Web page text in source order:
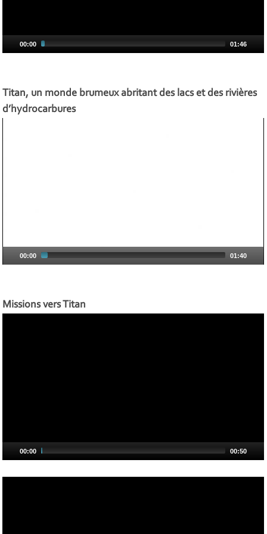
00:00 01:46
Titan, un monde brumeux abritant des lacs et des rivières
d’hydrocarbures
00:00 01:40
Missions vers Titan
00:00 00:50